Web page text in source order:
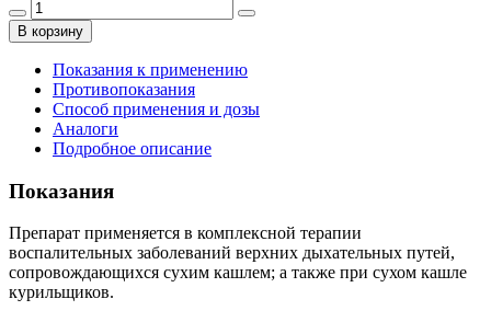
В корзину
Показания к применению
Противопоказания
Способ применения и дозы
Аналоги
Подробное описание
Показания
Препарат применяется в комплексной терапии
воспалительных заболеваний верхних дыхательных путей,
сопровождающихся сухим кашлем; а также при сухом кашле
курильщиков.